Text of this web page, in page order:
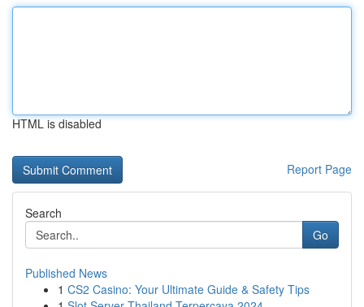
HTML is disabled
Report Page
Search
Go
Published News
1 CS2 Casino: Your Ultimate Guide & Safety Tips